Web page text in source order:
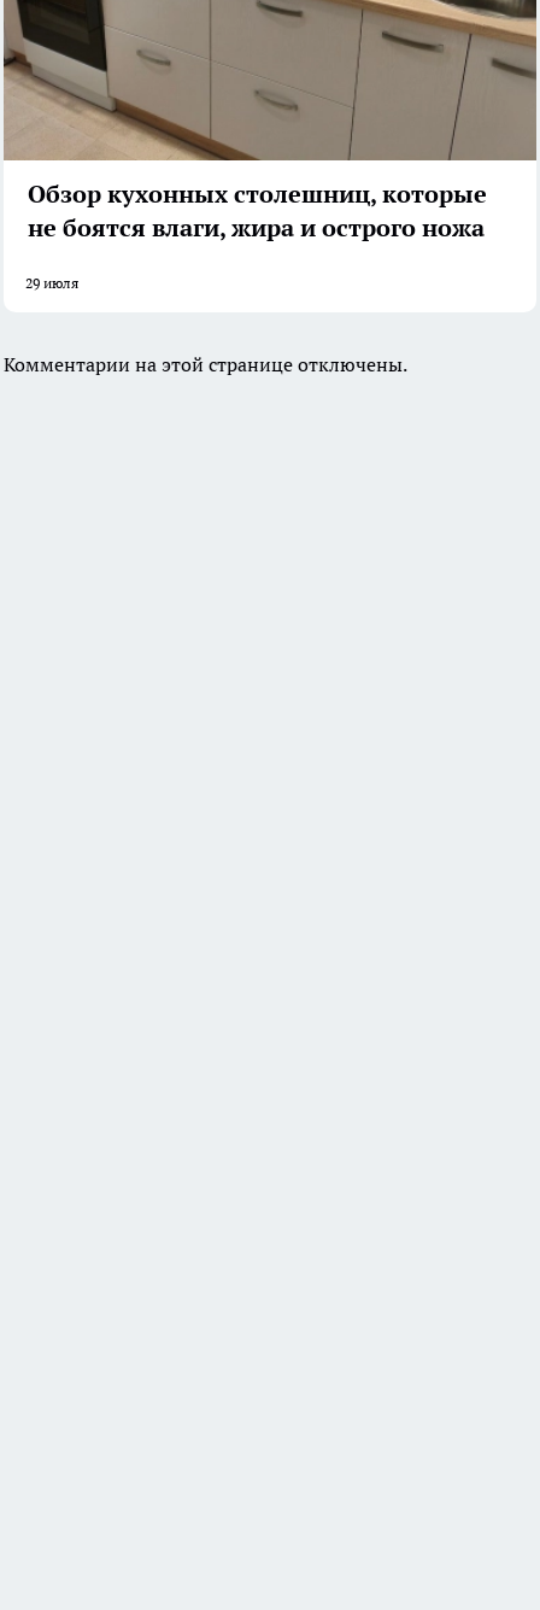
Обзор кухонных столешниц, которые
не боятся влаги, жира и острого ножа
29 июля
Комментарии на этой странице отключены.